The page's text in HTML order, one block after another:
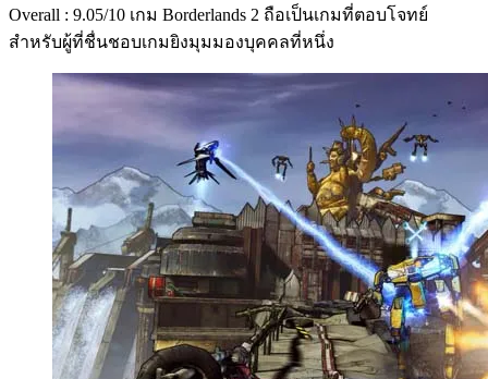
Overall : 9.05/10 เกม Borderlands 2 ถือเป็นเกมที่ตอบโจทย์
สำหรับผู้ที่ชื่นชอบเกมยิงมุมมองบุคคลที่หนึ่ง